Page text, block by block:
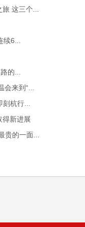
这三个...
6...
的...
来到“...
杭行...
得新进展
贵的一面...